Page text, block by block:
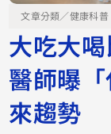
文章分類／健康科普
大吃大
醫師曝
來趨勢